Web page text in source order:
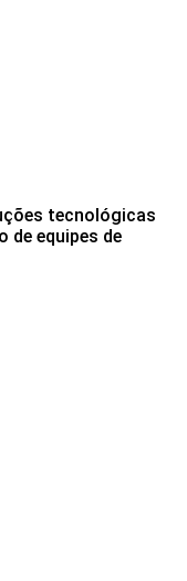
tecnológicas
de equipes de